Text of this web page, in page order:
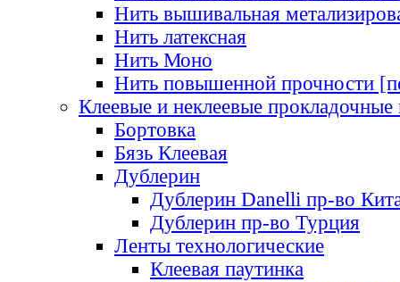
Нить вышивальная
Нить латексная
Нить Моно
Нить повышенной прочности
Клеевые и неклеевые прокладочные
Бортовка
Бязь Клеевая
Дублерин
Дублерин Danelli пр-во
Дублерин пр-во Турция
Ленты технологические
Клеевая паутинка